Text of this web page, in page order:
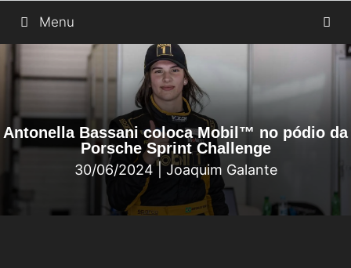
para
Menu
Antonella Bassani coloca Mobil™ no pódio da
Porsche Sprint Challenge
30/06/2024 |Joaquim Galante